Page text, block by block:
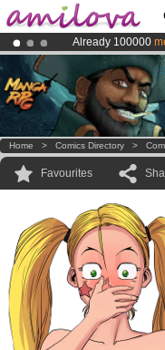
Already 100000
Amilova
Premium
Home > Comics Directory >
Favourites